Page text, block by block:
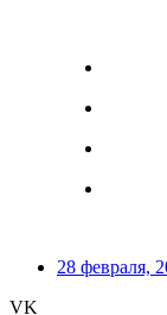
28 февраля,
VK